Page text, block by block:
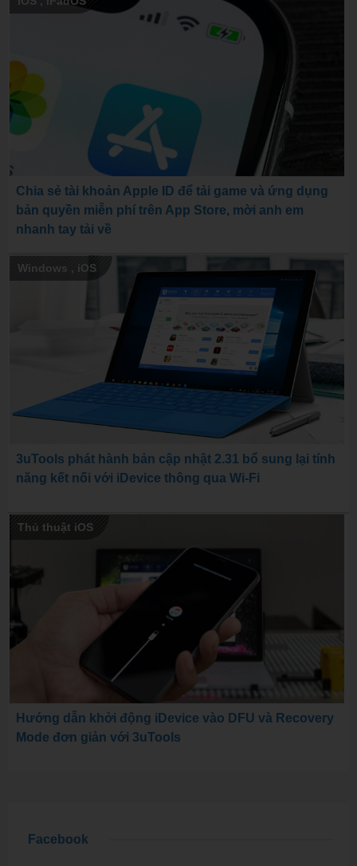
Chia sẻ tài khoản Apple ID để tải game và ứng dụng
bản quyền miễn phí trên App Store, mời anh em
nhanh tay tải về
Windows , iOS
3uTools phát hành bản cập nhật 2.31 bổ sung lại tính
năng kết nối với iDevice thông qua Wi-Fi
Thủ thuật iOS
Hướng dẫn khởi động iDevice vào DFU và Recovery
Mode đơn giản với 3uTools
Facebook